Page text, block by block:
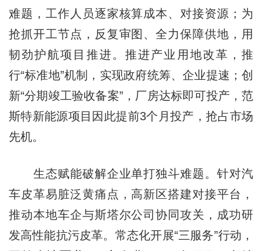
难题，工作人员逐家核算成本、对接资源；为
抢抓开工节点，反复审图、全力保障供地，用
韧劲护航项目推进。推进产业用地改革，推
行“标准地”机制，实现政府统筹、企业提速；创
新“分期竣工验收备案”，厂房达标即可投产，范
斯特新能源项目因此提前3个月投产，抢占市场
先机。
生态赋能破解企业单打独斗难题。针对汽
车皮革易脏泛黄痛点，高新区搭建对接平台，
推动本地车企与斯塔尔公司协同攻关，成功研
发高性能抗污皮革。常态化开展“三服务”行动，